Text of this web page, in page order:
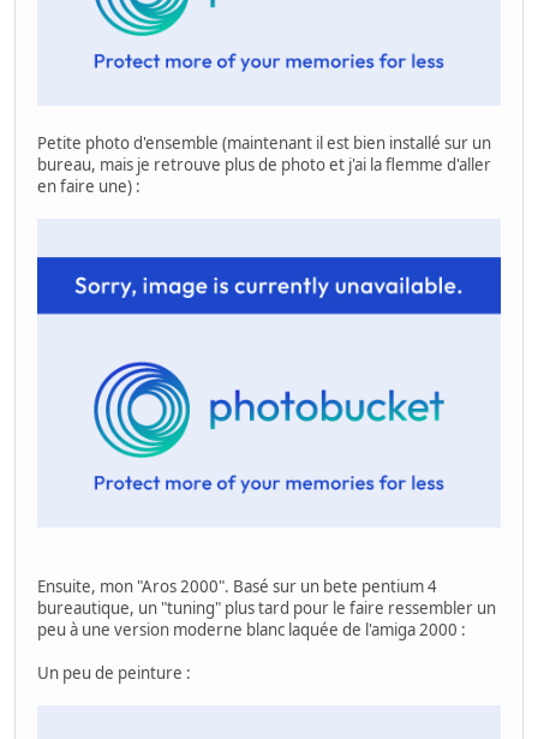
Petite photo d'ensemble (maintenant il est bien installé sur un
bureau, mais je retrouve plus de photo et j'ai la flemme d'aller
en faire une) :
Ensuite, mon "Aros 2000". Basé sur un bete pentium 4
bureautique, un "tuning" plus tard pour le faire ressembler un
peu à une version moderne blanc laquée de l'amiga 2000 :
Un peu de peinture :